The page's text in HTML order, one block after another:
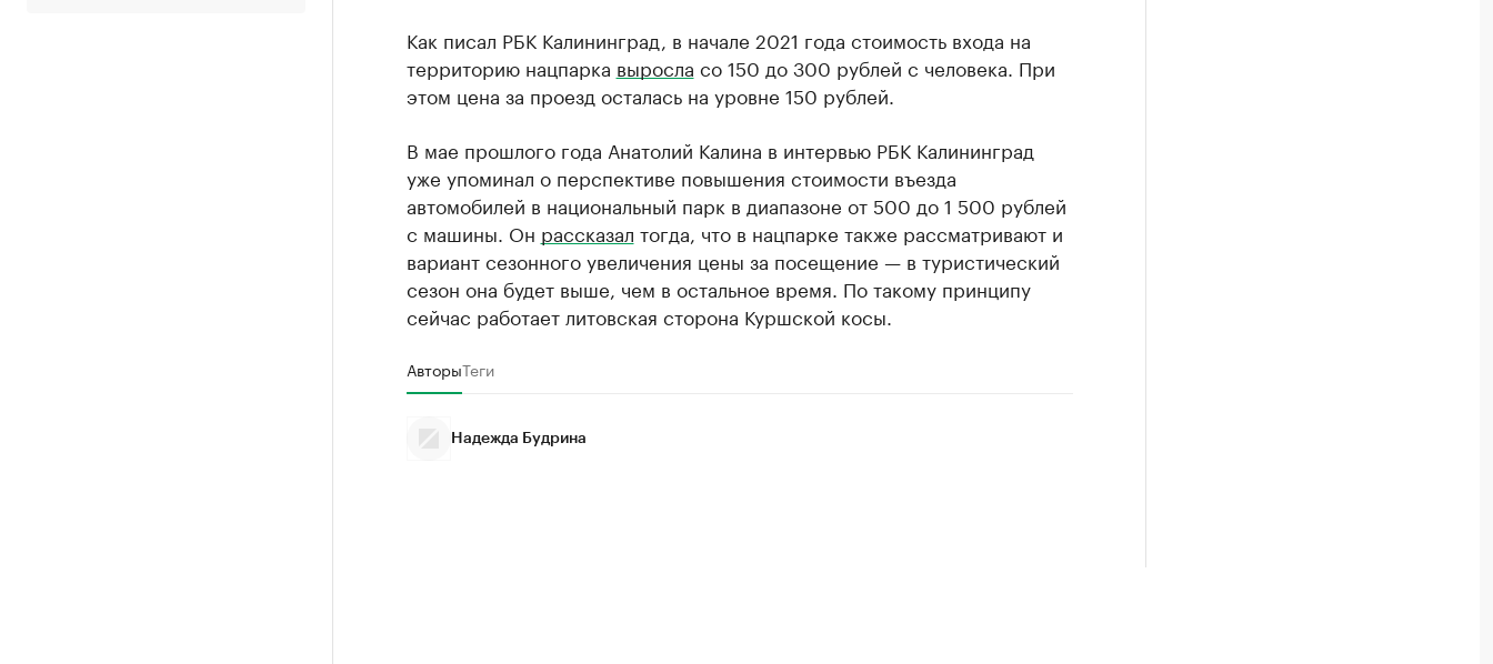
Как писал РБК Калининград, в начале 2021 года стоимость входа на
территорию нацпарка выросла со 150 до 300 рублей с человека. При
этом цена за проезд осталась на уровне 150 рублей.
В мае прошлого года Анатолий Калина в интервью РБК Калининград
уже упоминал о перспективе повышения стоимости въезда
автомобилей в национальный парк в диапазоне от 500 до 1 500 рублей
с машины. Он рассказал тогда, что в нацпарке также рассматривают и
вариант сезонного увеличения цены за посещение — в туристический
сезон она будет выше, чем в остальное время. По такому принципу
сейчас работает литовская сторона Куршской косы.
АвторыТеги
Надежда Будрина